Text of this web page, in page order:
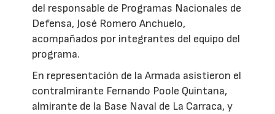
del responsable de Programas Nacionales de
Defensa, José Romero Anchuelo,
acompañados por integrantes del equipo del
programa.
En representación de la Armada asistieron el
contralmirante Fernando Poole Quintana,
almirante de la Base Naval de La Carraca, y